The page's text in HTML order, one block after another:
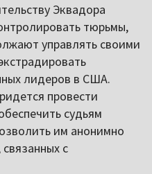
Эквадора
тюрьмы,
управлять своими
лидеров в США.
провести
судьям
им анонимно
с